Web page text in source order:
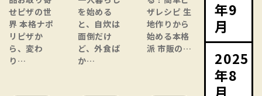
せピザの世
界 本格ナポ
リピザか
ら、変わ
り…
を始める
と、自炊は
面倒だけ
ど、外食ば
か…
ザレシピ 生
地作りから
始める本格
派 市販の…
年9
月
2025
年8
月